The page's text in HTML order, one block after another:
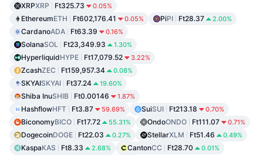
XRPXRP Ft325.73 0.05%
EthereumETH Ft602,176.41 0.05% PiPI Ft28.37 2.00%
CardanoADA Ft63.39 0.16%
SolanaSOL Ft23,349.93 1.30%
HyperliquidHYPE Ft17,079.52 3.22%
ZcashZEC Ft159,957.34 0.08%
SKYAISKYAI Ft37.24 19.60%
Shiba InuSHIB Ft0.00146 1.87%
HashflowHFT Ft3.87 59.69% SuiSUI Ft213.18 0.70%
BiconomyBICO Ft17.72 55.31% OndoONDO Ft111.07 0.71%
DogecoinDOGE Ft22.03 0.27% StellarXLM Ft51.46 0.49%
KaspaKAS Ft8.33 2.68% CantonCC Ft28.70 0.01%